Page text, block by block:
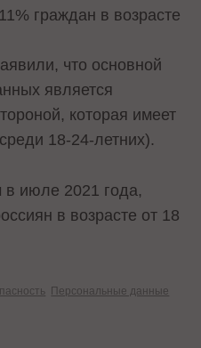
граждан в возрасте
что основной
является
которая имеет
18-24-летних).
июле 2021 года,
в возрасте от 18
Персональные данные